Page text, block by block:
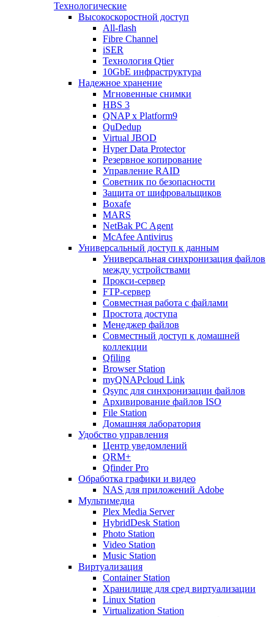
Технологические
Высокоскоростной доступ
All-flash
Fibre Channel
iSER
Технология Qtier
10GbE инфраструктура
Надежное хранение
Мгновенные снимки
HBS 3
QNAP x Platform9
QuDedup
Virtual JBOD
Hyper Data Protector
Резервное копирование
Управление RAID
Советник по безопасности
Защита от шифровальщиков
Boxafe
MARS
NetBak PC Agent
McAfee Antivirus
Универсальный доступ к данным
Универсальная синхронизация файлов
между устройствами
Прокси-сервер
FTP-сервер
Совместная работа с файлами
Простота доступа
Менеджер файлов
Совместный доступ к домашней
коллекции
Qfiling
Browser Station
myQNAPcloud Link
Qsync для синхронизации файлов
Архивирование файлов ISO
File Station
Домашняя лаборатория
Удобство управления
Центр уведомлений
QRM+
Qfinder Pro
Обработка графики и видео
NAS для приложений Adobe
Мультимедиа
Plex Media Server
HybridDesk Station
Photo Station
Video Station
Music Station
Виртуализация
Container Station
Хранилище для сред виртуализации
Linux Station
Virtualization Station